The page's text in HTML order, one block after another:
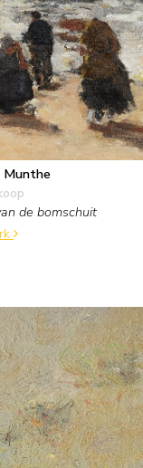
Munthe
de bomschuit